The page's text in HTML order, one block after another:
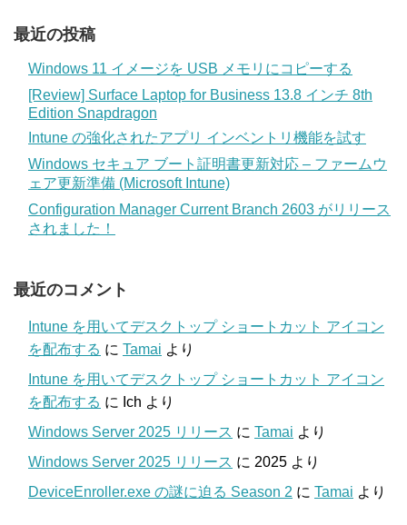
最近の投稿
Windows 11 イメージを USB メモリにコピーする
[Review] Surface Laptop for Business 13.8 インチ 8th
Edition Snapdragon
Intune の強化されたアプリ インベントリ機能を試す
Windows セキュア ブート証明書更新対応 – ファームウ
ェア更新準備 (Microsoft Intune)
Configuration Manager Current Branch 2603 がリリース
されました！
最近のコメント
Intune を用いてデスクトップ ショートカット アイコン
を配布する に Tamai より
Intune を用いてデスクトップ ショートカット アイコン
を配布する に Ich より
Windows Server 2025 リリース に Tamai より
Windows Server 2025 リリース に 2025 より
DeviceEnroller.exe の謎に迫る Season 2 に Tamai より